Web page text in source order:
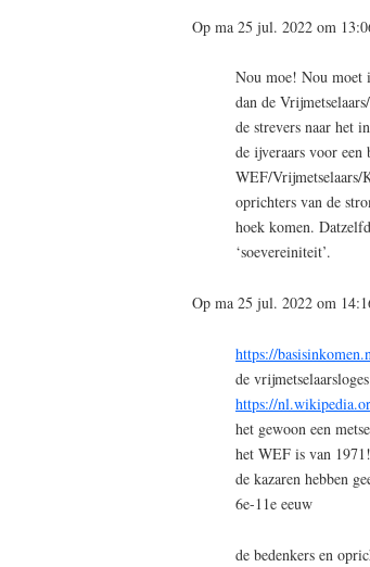
Op ma 25 jul. 2022 om
Nou moe! Nou moet
dan de
de strevers naar het
de ijveraars voor een
WEF/Vrijmetselaars/
oprichters van de
hoek komen.
‘soevereiniteit’.
Op ma 25 jul. 2022 om
https://
de
https://
het gewoon een
het WEF is van 1971!
de kazaren hebben
6e-11e eeuw
de bedenkers en